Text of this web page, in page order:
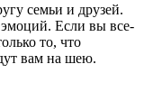
семьи и друзей.
Если вы все-
то, что
вам на шею.